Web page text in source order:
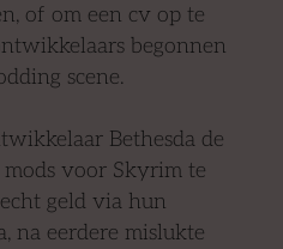
of om een cv op te
begonnen
scene.
Bethesda de
voor Skyrim te
geld via hun
na eerdere mislukte